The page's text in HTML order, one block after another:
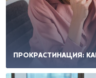
ПРОКРАСТИНАЦИЯ: